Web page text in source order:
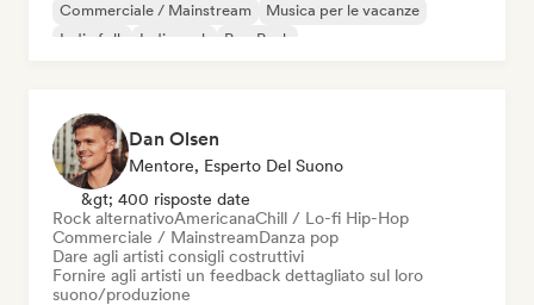
Commerciale / Mainstream
Musica per le vacanze
Indie folk
Indie rock Pop Punk
Dan Olsen
Mentore, Esperto Del Suono
&gt; 400 risposte date
Rock alternativoAmericanaChill / Lo-fi Hip-Hop
Commerciale / MainstreamDanza pop
Dare agli artisti consigli costruttivi
Fornire agli artisti un feedback dettagliato sul loro
suono/produzione